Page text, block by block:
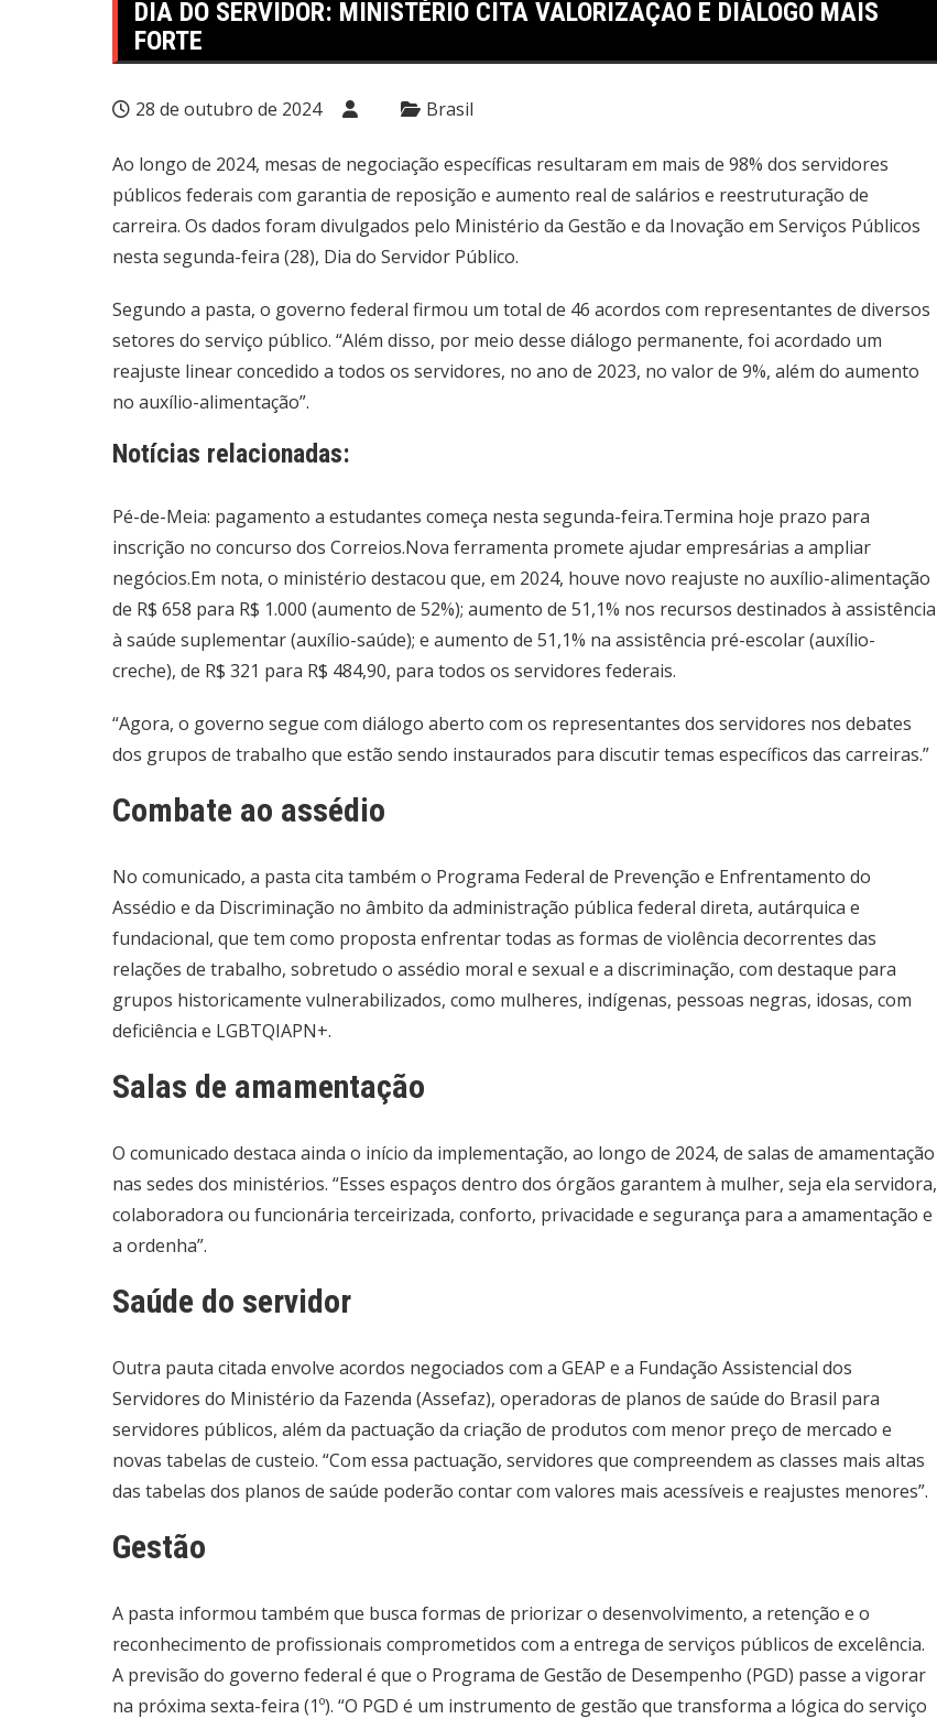
DIA DO SERVIDOR: MINISTÉRIO CITA VALORIZAÇÃO E DIÁLOGO MAIS
FORTE
28 de outubro de 2024 Brasil
Ao longo de 2024, mesas de negociação específicas resultaram em mais de 98% dos servidores
públicos federais com garantia de reposição e aumento real de salários e reestruturação de
carreira. Os dados foram divulgados pelo Ministério da Gestão e da Inovação em Serviços Públicos
nesta segunda-feira (28), Dia do Servidor Público.
Segundo a pasta, o governo federal firmou um total de 46 acordos com representantes de diversos
setores do serviço público. “Além disso, por meio desse diálogo permanente, foi acordado um
reajuste linear concedido a todos os servidores, no ano de 2023, no valor de 9%, além do aumento
no auxílio-alimentação”.
Notícias relacionadas:
Pé-de-Meia: pagamento a estudantes começa nesta segunda-feira.Termina hoje prazo para
inscrição no concurso dos Correios.Nova ferramenta promete ajudar empresárias a ampliar
negócios.Em nota, o ministério destacou que, em 2024, houve novo reajuste no auxílio-alimentação
de R$ 658 para R$ 1.000 (aumento de 52%); aumento de 51,1% nos recursos destinados à assistência
à saúde suplementar (auxílio-saúde); e aumento de 51,1% na assistência pré-escolar (auxílio-
creche), de R$ 321 para R$ 484,90, para todos os servidores federais.
“Agora, o governo segue com diálogo aberto com os representantes dos servidores nos debates
dos grupos de trabalho que estão sendo instaurados para discutir temas específicos das carreiras.”
Combate ao assédio
No comunicado, a pasta cita também o Programa Federal de Prevenção e Enfrentamento do
Assédio e da Discriminação no âmbito da administração pública federal direta, autárquica e
fundacional, que tem como proposta enfrentar todas as formas de violência decorrentes das
relações de trabalho, sobretudo o assédio moral e sexual e a discriminação, com destaque para
grupos historicamente vulnerabilizados, como mulheres, indígenas, pessoas negras, idosas, com
deficiência e LGBTQIAPN+.
Salas de amamentação
O comunicado destaca ainda o início da implementação, ao longo de 2024, de salas de amamentação
nas sedes dos ministérios. “Esses espaços dentro dos órgãos garantem à mulher, seja ela servidora,
colaboradora ou funcionária terceirizada, conforto, privacidade e segurança para a amamentação e
a ordenha”.
Saúde do servidor
Outra pauta citada envolve acordos negociados com a GEAP e a Fundação Assistencial dos
Servidores do Ministério da Fazenda (Assefaz), operadoras de planos de saúde do Brasil para
servidores públicos, além da pactuação da criação de produtos com menor preço de mercado e
novas tabelas de custeio. “Com essa pactuação, servidores que compreendem as classes mais altas
das tabelas dos planos de saúde poderão contar com valores mais acessíveis e reajustes menores”.
Gestão
A pasta informou também que busca formas de priorizar o desenvolvimento, a retenção e o
reconhecimento de profissionais comprometidos com a entrega de serviços públicos de excelência.
A previsão do governo federal é que o Programa de Gestão de Desempenho (PGD) passe a vigorar
na próxima sexta-feira (1º). “O PGD é um instrumento de gestão que transforma a lógica do serviço